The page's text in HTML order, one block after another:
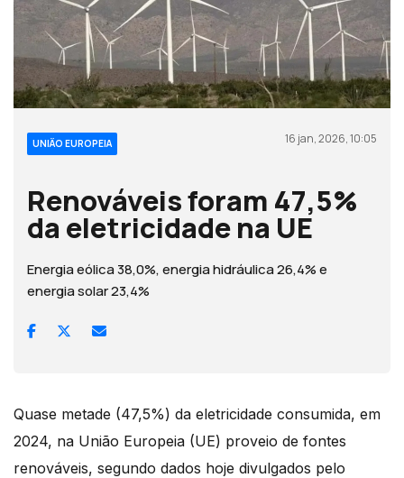
UNIÃO EUROPEIA 16 jan, 2026, 10:05
Renováveis foram 47,5%
da eletricidade na UE
Energia eólica 38,0%, energia hidráulica 26,4% e
energia solar 23,4%
Quase metade (47,5%) da eletricidade consumida, em
2024, na União Europeia (UE) proveio de fontes
renováveis, segundo dados hoje divulgados pelo